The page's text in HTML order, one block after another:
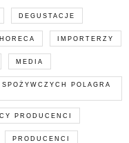
DEGUSTACJE
HORECA IMPORTERZY
MEDIA
POLAGRA
PRODUCENCI
PRODUCENCI